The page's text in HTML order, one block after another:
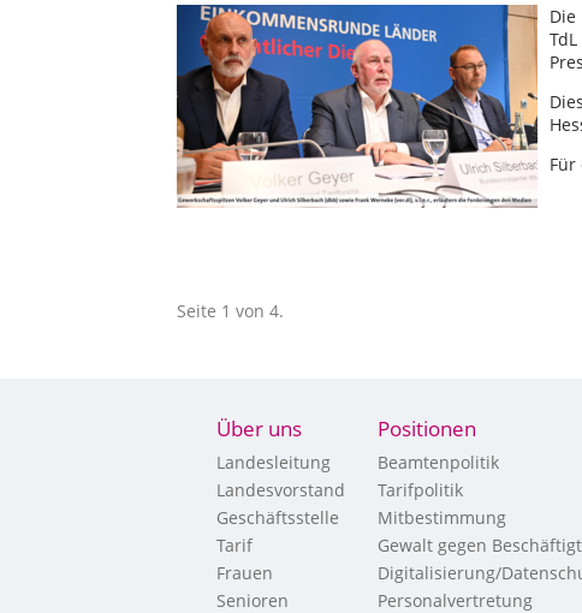
Seite 1 von 4.
Über uns
Landesleitung
Landesvorstand
Geschäftsstelle
Tarif
Frauen
Senioren
Positionen
Beamtenpolitik
Tarifpolitik
Mitbestimmung
Gewalt gegen
Digitalisierung/
Personalvertretung